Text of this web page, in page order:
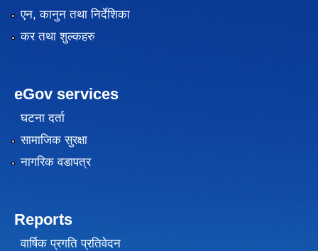
एन, कानुन तथा निर्देशिका
कर तथा शुल्कहरु
eGov services
घटना दर्ता
सामाजिक सुरक्षा
नागरिक वडापत्र
Reports
वार्षिक प्रगति प्रतिवेदन